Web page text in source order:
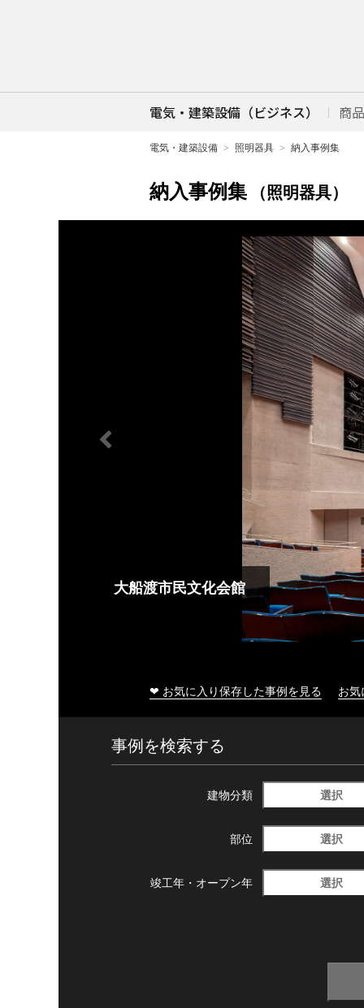
電気・建築設備（ビジネス） 商
電気・建築設備 照明器具 納入事例集
納入事例集 （照明器具）
大船渡市民文化会館
❤ お気に入り保存した事例を見る お
事例を検索する
建物分類 選択
部位 選択
竣工年・ オープン年 選択